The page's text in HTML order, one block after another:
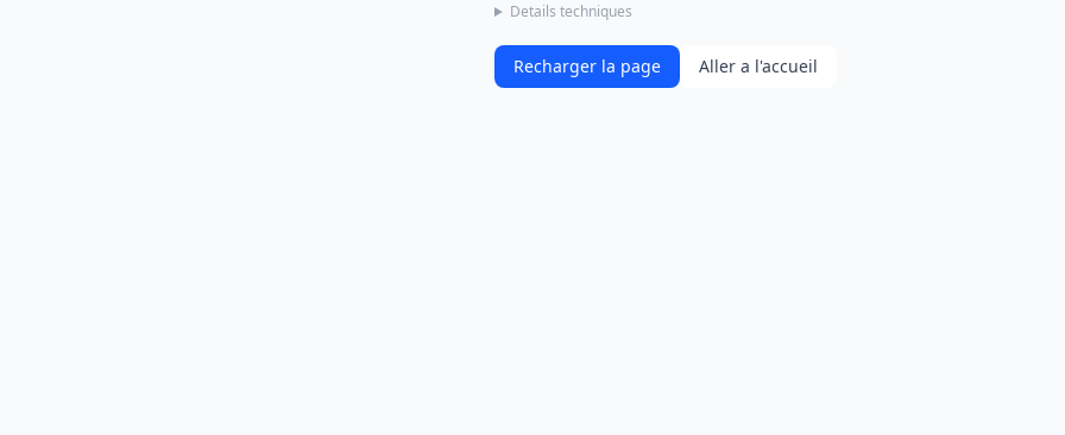
Details techniques
Recharger la page Aller a l'accueil